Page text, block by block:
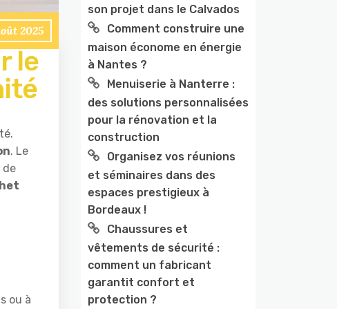
2025
le
. Le
de
ou à
son projet dans le Calvados
Comment construire une
maison économe en énergie
à Nantes ?
Menuiserie à Nanterre :
des solutions personnalisées
pour la rénovation et la
construction
Organisez vos réunions
et séminaires dans des
espaces prestigieux à
Bordeaux !
Chaussures et
vêtements de sécurité :
comment un fabricant
garantit confort et
protection ?